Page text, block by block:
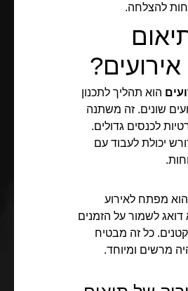
להצלחה.
אירועים?
הוא תהליך לתכנון
שונים. זה משתנה
לכנסים גדולים.
יכולת לעבוד עם
מפתח לאירוע
דואג לשמור על הזמנים
כל זה מבטיח
מרשים ומיוחד.